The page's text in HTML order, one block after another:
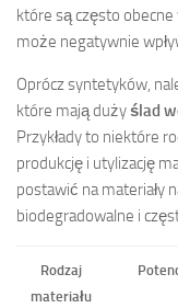
które są często obecne
może negatywnie
Oprócz syntetyków,
które mają dużyślad
Przykłady to niektóre
produkcję i utylizację
postawić na materiały
biodegradowalne i
Rodzaj
materiału